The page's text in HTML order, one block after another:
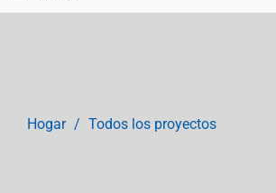
Hogar Todos los proyectos